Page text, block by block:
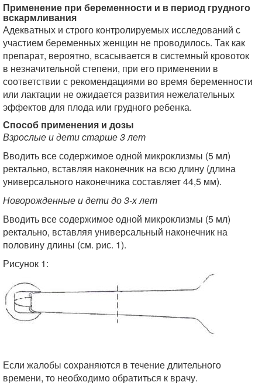
Применение при беременности и в период грудного
вскармливания
Адекватных и строго контролируемых исследований с
участием беременных женщин не проводилось. Так как
препарат, вероятно, всасывается в системный кровоток
в незначительной степени, при его применении в
соответствии с рекомендациями во время беременности
или лактации не ожидается развития нежелательных
эффектов для плода или грудного ребенка.
Способ применения и дозы
Взрослые и дети старше 3 лет
Вводить все содержимое одной микроклизмы (5 мл)
ректально, вставляя наконечник на всю длину (длина
универсального наконечника составляет 44,5 мм).
Новорожденные и дети до 3-х лет
Вводить все содержимое одной микроклизмы (5 мл)
ректально, вставляя универсальный наконечник на
половину длины (см. рис. 1).
Рисунок 1:
Если жалобы сохраняются в течение длительного
времени, то необходимо обратиться к врачу.